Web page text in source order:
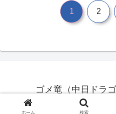
1 2
ゴメ竜（中日ドラ
© 2023 ゴメ竜（中日ド
ホーム 検索